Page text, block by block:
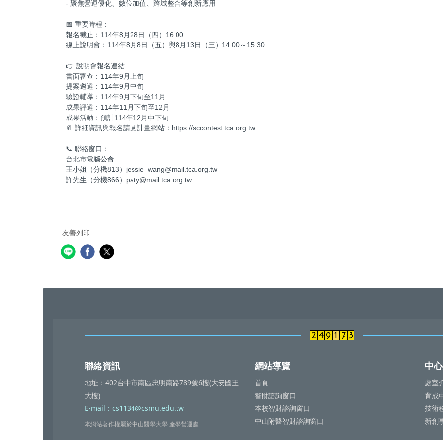
- 聚焦營運優化、數位加值、跨域整合等創新應用
📅 重要時程：
報名截止：114年8月28日（四）16:00
線上說明會：114年8月8日（五）與8月13日（三）14:00～15:30
👉 說明會報名連結
書面審查：114年9月上旬
提案遴選：114年9月中旬
驗證輔導：114年9月下旬至11月
成果評選：114年11月下旬至12月
成果活動：預計114年12月中下旬
📎 詳細資訊與報名請見計畫網站：https://sccontest.tca.org.tw
📞 聯絡窗口：
台北市電腦公會
王小姐（分機813）jessie_wang@mail.tca.org.tw
許先生（分機866）paty@mail.tca.org.tw
友善列印
聯絡資訊
地址：402台中市南區忠明南路789號6樓(大安國王
大樓)
E-mail：cs1134@csmu.edu.tw
本網站著作權屬於中山醫學大學 產學營運處
網站導覽
首頁
智財諮詢窗口
本校智財諮詢窗口
中山附醫智財諮詢窗口
中
處室
育成
技術
新創